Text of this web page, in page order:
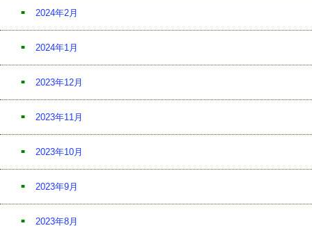
2024年2月
2024年1月
2023年12月
2023年11月
2023年10月
2023年9月
2023年8月